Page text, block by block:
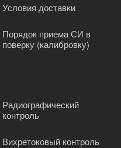
Условия доставки
Порядок приема СИ в
поверку (калибровку)
Радиографический
контроль
Вихретоковый контроль